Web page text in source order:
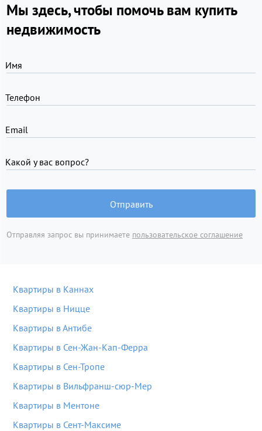
Мы здесь, чтобы помочь вам купить
недвижимость
Имя
Телефон
Email
Какой у вас вопрос?
Отправить
Отправляя запрос вы принимаете пользовательское соглашение
Квартиры в Каннах
Квартиры в Ницце
Квартиры в Антибе
Квартиры в Сен-Жан-Кап-Ферра
Квартиры в Сен-Тропе
Квартиры в Вильфранш-сюр-Мер
Квартиры в Ментоне
Квартиры в Сент-Максиме